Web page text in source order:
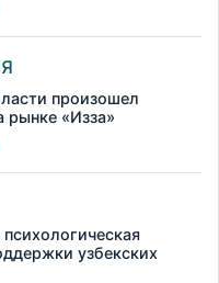
произошел
рынке «Изза»
узбекских